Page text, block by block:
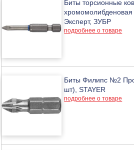
Биты торсионные
хромомолибденовая
Эксперт, ЗУБР
подробнее о товаре
Биты Филипс №2
шт), STAYER
подробнее о товаре